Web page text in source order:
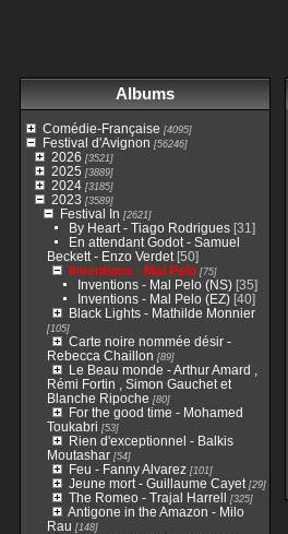
Albums
Comédie-Française [4095]
Festival d'Avignon [56246]
2026 [3521]
2025 [3889]
2024[3185]
2023 [3589]
Festival In [2621]
By Heart - Tiago Rodrigues[31]
En attendant Godot - Samuel
Beckett - Enzo Verdet[50]
Inventions - Mal Pelo [75]
Inventions - Mal Pelo (NS)[35]
Inventions - Mal Pelo (EZ)[40]
Black Lights - Mathilde Monnier
[105]
Carte noire nommée désir -
Rebecca Chaillon [89]
Le Beau monde - Arthur Amard ,
Rémi Fortin , Simon Gauchet et
Blanche Ripoche [80]
For the good time - Mohamed
Toukabri [53]
Rien d'exceptionnel - Balkis
Moutashar [54]
Feu - Fanny Alvarez [101]
Jeune mort - Guillaume Cayet[29]
The Romeo - Trajal Harrell [325]
Antigone in the Amazon - Milo
Rau [148]